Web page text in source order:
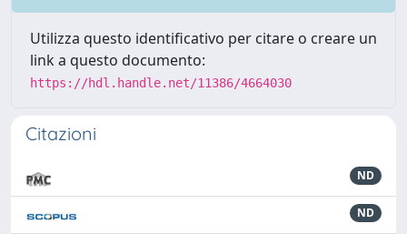
Utilizza questo identificativo per citare o creare un
link a questo documento:
https://hdl.handle.net/11386/4664030
Citazioni
ND
ND